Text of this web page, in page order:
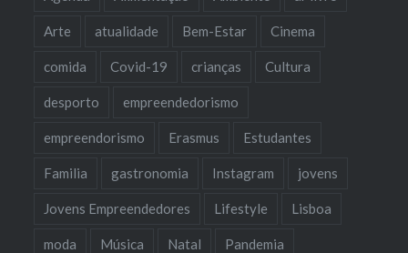
Arte atualidade Bem-Estar Cinema
comida Covid-19 crianças Cultura
desporto empreendedorismo
empreendorismo Erasmus Estudantes
Familia gastronomia Instagram jovens
Jovens Empreendedores Lifestyle Lisboa
moda Música Natal Pandemia